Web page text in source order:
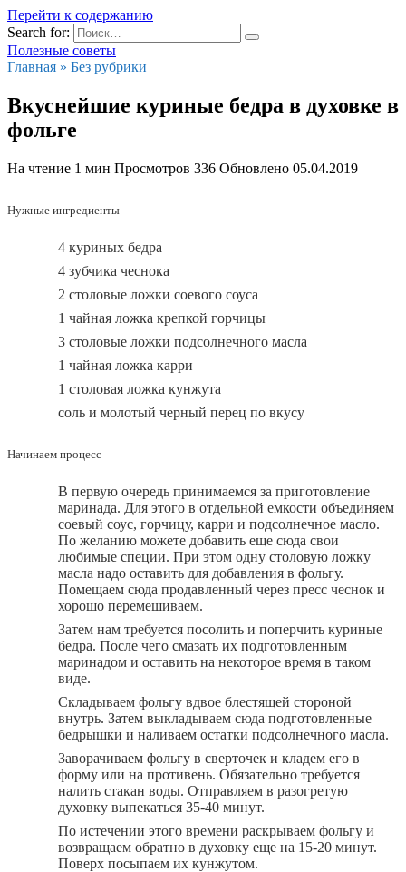
Перейти к содержанию
Search for:
Полезные советы
Главная » Без рубрики
Вкуснейшие куриные бедра в духовке в
фольге
На чтение 1 мин Просмотров 336 Обновлено 05.04.2019
Нужные ингредиенты
4 куриных бедра
4 зубчика чеснока
2 столовые ложки соевого соуса
1 чайная ложка крепкой горчицы
3 столовые ложки подсолнечного масла
1 чайная ложка карри
1 столовая ложка кунжута
соль и молотый черный перец по вкусу
Начинаем процесс
В первую очередь принимаемся за приготовление
маринада. Для этого в отдельной емкости объединяем
соевый соус, горчицу, карри и подсолнечное масло.
По желанию можете добавить еще сюда свои
любимые специи. При этом одну столовую ложку
масла надо оставить для добавления в фольгу.
Помещаем сюда продавленный через пресс чеснок и
хорошо перемешиваем.
Затем нам требуется посолить и поперчить куриные
бедра. После чего смазать их подготовленным
маринадом и оставить на некоторое время в таком
виде.
Складываем фольгу вдвое блестящей стороной
внутрь. Затем выкладываем сюда подготовленные
бедрышки и наливаем остатки подсолнечного масла.
Заворачиваем фольгу в сверточек и кладем его в
форму или на противень. Обязательно требуется
налить стакан воды. Отправляем в разогретую
духовку выпекаться 35-40 минут.
По истечении этого времени раскрываем фольгу и
возвращаем обратно в духовку еще на 15-20 минут.
Поверх посыпаем их кунжутом.